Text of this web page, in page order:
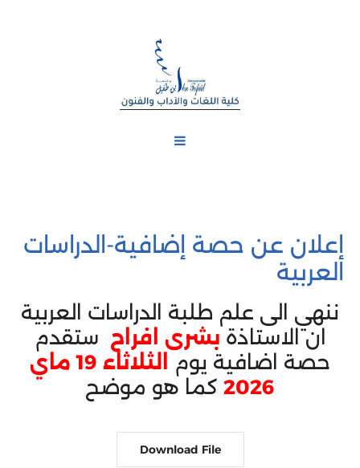
إعلان عن حصة إضافية-الدراسات
العربية
ننهي الى علم طلبة الدراسات العربية
ان الاستاذة بشرى افراح ستقدم
حصة اضافية يوم
الثلاثاء 19 ماي
2026 كما هو موضح
Download File